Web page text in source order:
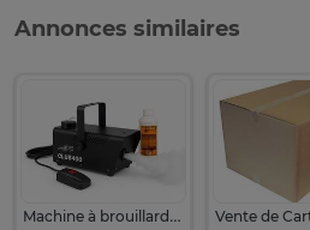
Annonces similaires
Machine à brouillard 400W avec Liquide 1L Inclus